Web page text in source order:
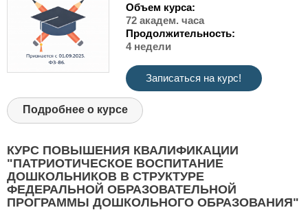
Объем курса:
72 академ. часа
Продолжительность:
4 недели
Записаться на курс!
Подробнее о курсе
КУРС ПОВЫШЕНИЯ КВАЛИФИКАЦИИ
"ПАТРИОТИЧЕСКОЕ ВОСПИТАНИЕ
ДОШКОЛЬНИКОВ В СТРУКТУРЕ
ФЕДЕРАЛЬНОЙ ОБРАЗОВАТЕЛЬНОЙ
ПРОГРАММЫ ДОШКОЛЬНОГО ОБРАЗОВАНИЯ"